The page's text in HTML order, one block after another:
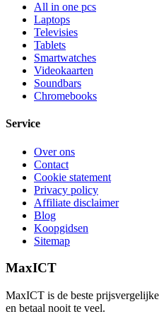
All in one pcs
Laptops
Televisies
Tablets
Smartwatches
Videokaarten
Soundbars
Chromebooks
Service
Over ons
Contact
Cookie statement
Privacy policy
Affiliate disclaimer
Blog
Koopgidsen
Sitemap
MaxICT
MaxICT is de beste
en betaal nooit te veel.